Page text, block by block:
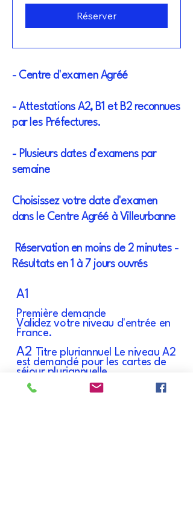
Réserver
- Centre d'examen Agréé
- Attestations A2, B1 et B2 reconnues
par les Préfectures.
- Plusieurs dates d'examens par
semaine
Choisissez votre date d'examen
dans le Centre Agréé à Villeurbanne
Réservation en moins de 2 minutes -
Résultats en 1 à 7 jours ouvrés
A1
Première demande
Validez votre niveau d'entrée en
France.
A2
Titre pluriannuel Le niveau A2
est demandé pour les cartes de
séjour pluriannuelle
B1Carte de résident 10 ans Le